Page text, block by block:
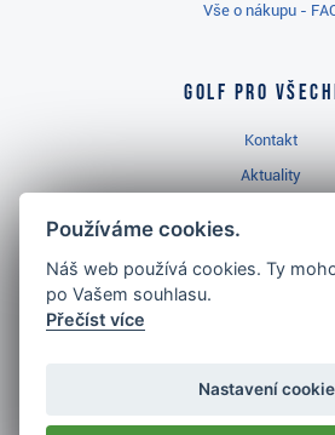
Vše o nákupu -
Golf pro
Kontakt
Aktuality
Golfový slovník
Nejlépe hodnocený
Používáme cookies.
Náš web používá cookies. Ty
po Vašem souhlasu.
Přečíst více
Nastavení